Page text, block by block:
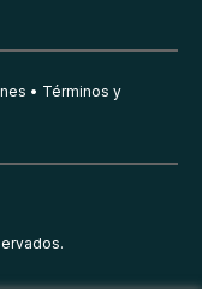
Términos y